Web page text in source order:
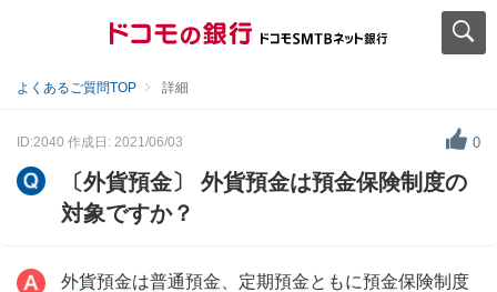
よくあるご質問TOP 詳細
ID:2040 作成日: 2021/06/03 0
〔外貨預金〕 外貨預金は預金保険制度の
対象ですか？
外貨預金は普通預金、定期預金ともに預金保険制度